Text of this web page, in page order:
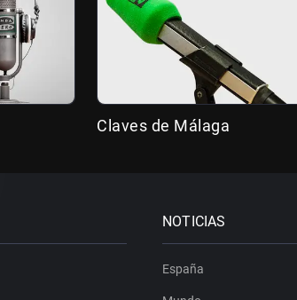
Claves de Málaga
NOTICIAS
España